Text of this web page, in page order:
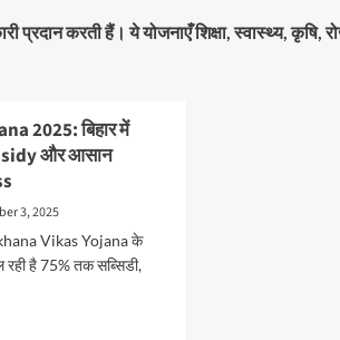
प्रदान करती हैं। ये योजनाएँ शिक्षा, स्वास्थ्य,
2025: बिहार में
और आसान
3, 2025
Vikas Yojana के
है 75% तक सब्सिडी,